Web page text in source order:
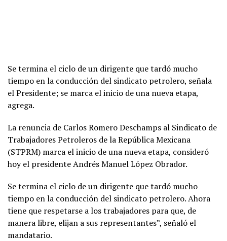
Se termina el ciclo de un dirigente que tardó mucho
tiempo en la conducción del sindicato petrolero, señala
el Presidente; se marca el inicio de una nueva etapa,
agrega.
La renuncia de Carlos Romero Deschamps al Sindicato de
Trabajadores Petroleros de la República Mexicana
(STPRM) marca el inicio de una nueva etapa, consideró
hoy el presidente Andrés Manuel López Obrador.
Se termina el ciclo de un dirigente que tardó mucho
tiempo en la conducción del sindicato petrolero. Ahora
tiene que respetarse a los trabajadores para que, de
manera libre, elijan a sus representantes”, señaló el
mandatario.